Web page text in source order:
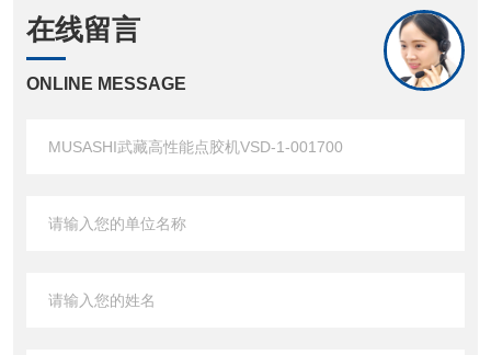
在线留言
ONLINE MESSAGE